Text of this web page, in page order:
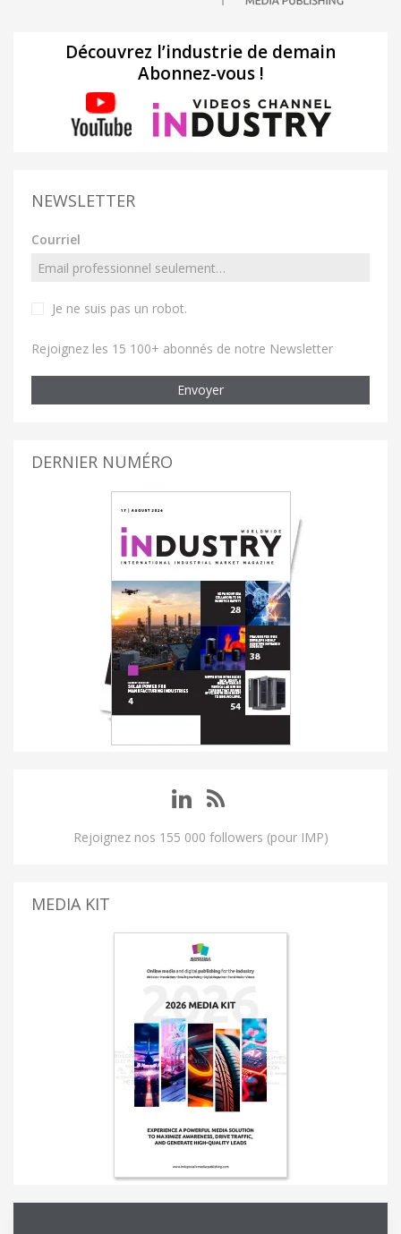
Découvrez l’industrie de demain
Abonnez-vous !
NEWSLETTER
Courriel
Je ne suis pas un robot.
Rejoignez les 15 100+ abonnés de notre Newsletter
Envoyer
DERNIER NUMÉRO
Rejoignez nos 155 000 followers (pour IMP)
MEDIA KIT